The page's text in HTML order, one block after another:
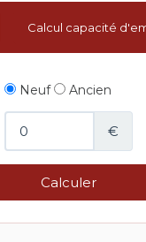
Calcul capacité